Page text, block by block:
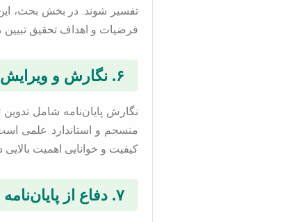
تفسیر شوند. در بخش بحث، این
فرضیات و اهداف تحقیق
۶. نگارش و ویرایش نهایی
نگارش پایان‌نامه شامل
منسجم و استاندارد علمی
کیفیت و خوانایی اهمیت بالایی
۷. دفاع از پایان‌نامه